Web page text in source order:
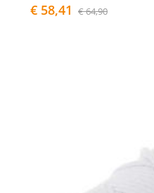
€ 58,41 € 64,90